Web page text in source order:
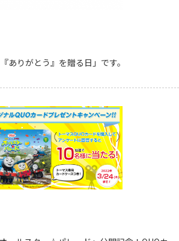
ありがとう』を贈る日」です。